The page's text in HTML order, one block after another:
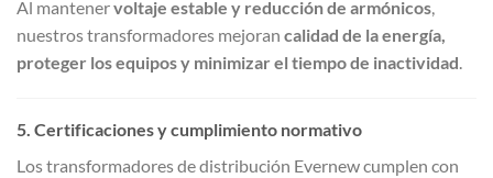
Al mantenervoltaje estable y reducción de armónicos
nuestros transformadores mejoran calidad de la energía,
proteger los equipos y minimizar el tiempo de inactividad
5. Certificaciones y cumplimiento normativo
Los transformadores de distribución Evernew cumplen con